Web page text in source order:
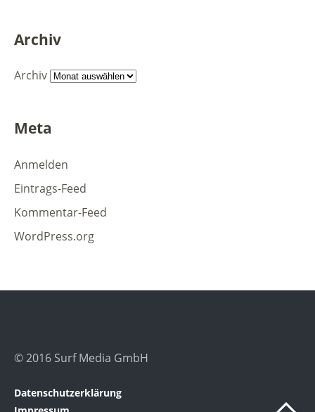
Archiv
Archiv
Meta
Anmelden
Eintrags-Feed
Kommentar-Feed
WordPress.org
© 2016 Surf Media GmbH
Datenschutzerklärung